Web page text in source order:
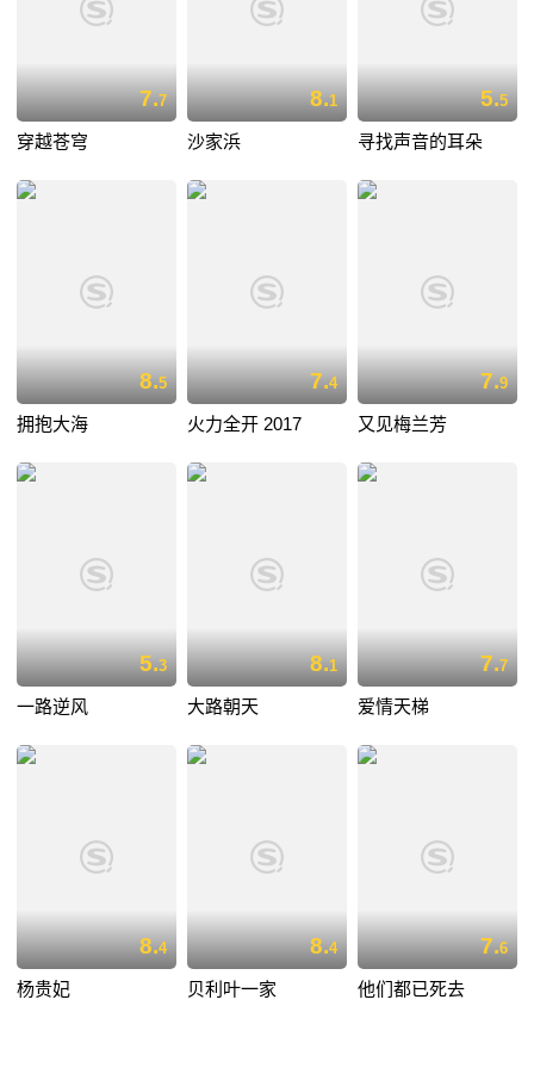
7.7
穿越苍穹
8.1
沙家浜
5.5
寻找声音的耳朵
8.5
拥抱大海
7.4
火力全开 2017
7.9
又见梅兰芳
5.3
一路逆风
8.1
大路朝天
7.7
爱情天梯
8.4
杨贵妃
8.4
贝利叶一家
7.6
他们都已死去